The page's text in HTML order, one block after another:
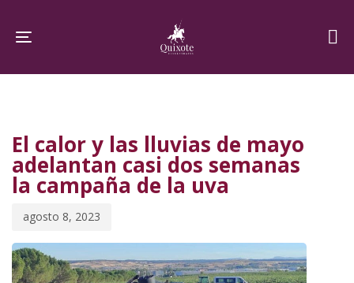
links
content
Toggle navigation
El calor y las lluvias de mayo
adelantan casi dos semanas
la campaña de la uva
agosto 8, 2023